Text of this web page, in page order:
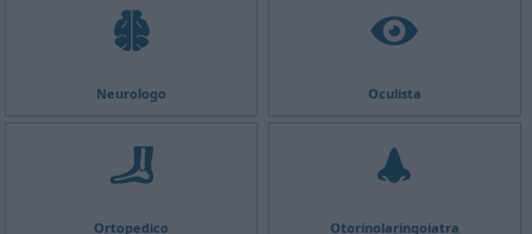
Neurologo Oculista
Ortopedico Otorinolaringoiatra